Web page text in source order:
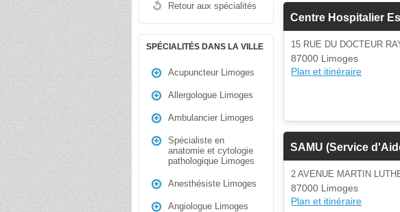
Retour aux spécialités
SPÉCIALITÉS DANS LA VILLE
Acupuncteur Limoges
Allergologue Limoges
Ambulancier Limoges
Spécialiste en
anatomie et cytologie
pathologique Limoges
Anesthésiste Limoges
Angiologue Limoges
Centre Hospitalier
15 RUE DU DOCTEUR
87000 Limoges
Plan et itinéraire
SAMU (Service
2 AVENUE MARTIN
87000 Limoges
Plan et itinéraire